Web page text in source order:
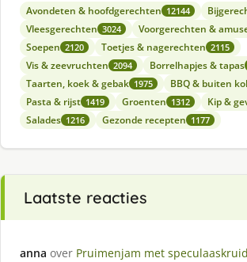
Avondeten & hoofdgerechten 12144
Vleesgerechten 3024 Voorgerechten &
Soepen 2120 Toetjes & nagerechten 2115
Vis & zeevruchten 2094 Borrelhapjes & tapas
Taarten, koek & gebak 1975 BBQ & buiten
Pasta & rijst 1419 Groenten 1312 Kip &
Salades 1216 Gezonde recepten 1177
Laatste reacties
anna over Pruimenjam met